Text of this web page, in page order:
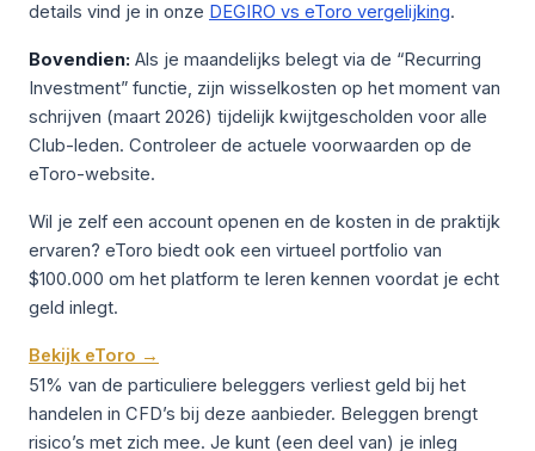
details vind je in onze DEGIRO vs eToro vergelijking.
Bovendien: Als je maandelijks belegt via de “Recurring
Investment” functie, zijn wisselkosten op het moment van
schrijven (maart 2026) tijdelijk kwijtgescholden voor alle
Club-leden. Controleer de actuele voorwaarden op de
eToro-website.
Wil je zelf een account openen en de kosten in de praktijk
ervaren? eToro biedt ook een virtueel portfolio van
$100.000 om het platform te leren kennen voordat je echt
geld inlegt.
Bekijk eToro →
51% van de particuliere beleggers verliest geld bij het
handelen in CFD’s bij deze aanbieder. Beleggen brengt
risico’s met zich mee. Je kunt (een deel van) je inleg